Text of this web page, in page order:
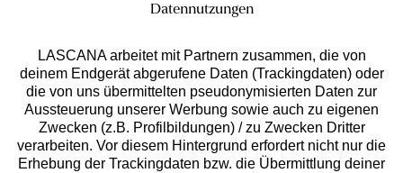
Services
Beratung
Datennutzungen
LASCANA arbeitet mit Partnern zusammen, die von
deinem Endgerät abgerufene Daten (Trackingdaten) oder
die von uns übermittelten pseudonymisierten Daten zur
Aussteuerung unserer Werbung sowie auch zu eigenen
Zwecken (z.B. Profilbildungen) / zu Zwecken Dritter
verarbeiten. Vor diesem Hintergrund erfordert nicht nur die
Erhebung der Trackingdaten bzw. die Übermittlung deiner